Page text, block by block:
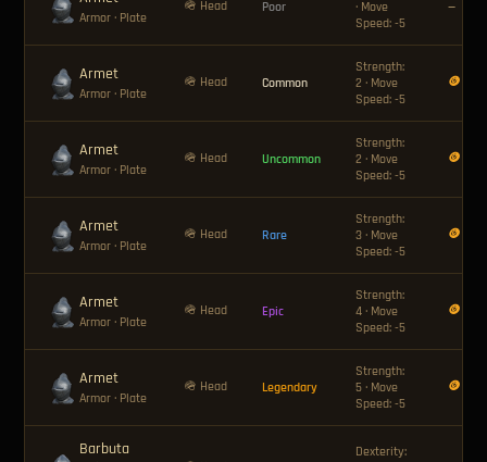
Armor · Plate
🪖 Head Poor
· Move
Speed: -5
—
Armet
Armor · Plate
🪖 Head Common
Strength:
2 · Move
Speed: -5
🪙 8
Armet
Armor · Plate
🪖 Head Uncommon
Strength:
2 · Move
Speed: -5
🪙 12
Armet
Armor · Plate
🪖 Head Rare
Strength:
3 · Move
Speed: -5
🪙 24
Armet
Armor · Plate
🪖 Head Epic
Strength:
4 · Move
Speed: -5
🪙 40
Armet
Armor · Plate
🪖 Head Legendary
Strength:
5 · Move
Speed: -5
🪙 80
Barbuta
Dexterity: